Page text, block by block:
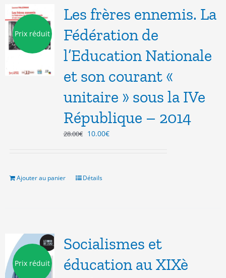
Prix réduit
Les frères ennemis. La
Fédération de
l’Education Nationale
et son courant «
unitaire » sous la IVe
République – 2014
28.00€ Le
28.00€.
10.00€Le
Ajouter au panier Détails
Prix réduit
Socialismes et
éducation au XIXè